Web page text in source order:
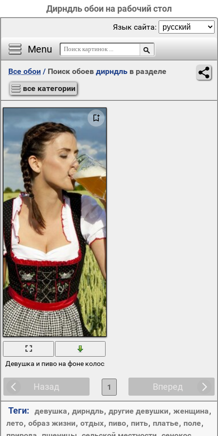
Дирндль обои на рабочий стол
Menu
Язык сайта:
Все обои / Поиск обоев дирндль в разделе
все категории
Девушка и пиво на фоне колосящегося поля
Назад Вперед
1
Теги: девушка, дирндль, другие девушки, женщина,
лето, образ жизни, отдых, пиво, пить, платье, поле,